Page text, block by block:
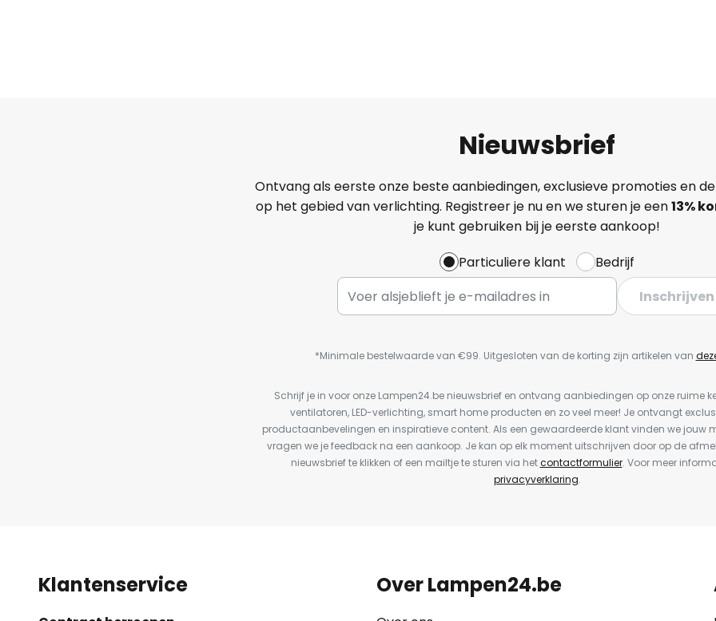
Nieuwsbrief
Ontvang als eerste onze beste aanbiedingen, exclusieve promoties en
op het gebied van verlichting. Registreer je nu en we sturen je een13%
je kunt gebruiken bij je eerste aankoop!
Particuliere klant
Bedrijf
Inschrijven
*Minimale bestelwaarde van €99. Uitgesloten van de korting zijn artikelen van
Schrijf je in voor onze Lampen24.be nieuwsbrief en ontvang aanbiedingen op onze ruime
ventilatoren, LED-verlichting, smart home producten en zo veel meer! Je ontvangt
productaanbevelingen en inspiratieve content. Als een gewaardeerde klant vinden we jouw
vragen we je feedback na een aankoop. Je kan op elk moment uitschrijven door op de
nieuwsbrief te klikken of een mailtje te sturen via hetcontactformulier. Voor meer
privacyverklaring.
Klantenservice Over Lampen24.be